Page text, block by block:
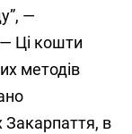
—
Ці кошти
методів
Закарпаття, в